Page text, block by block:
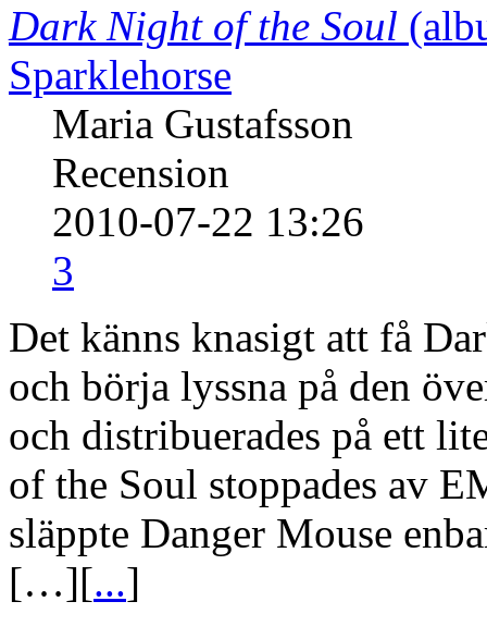
Dark Night of the Soul
Sparklehorse
Maria Gustafsson
Recension
2010-07-22 13:26
3
Det känns knasigt att få
och börja lyssna på den
och distribuerades på ett
of the Soul stoppades av
släppte Danger Mouse
[…][...]